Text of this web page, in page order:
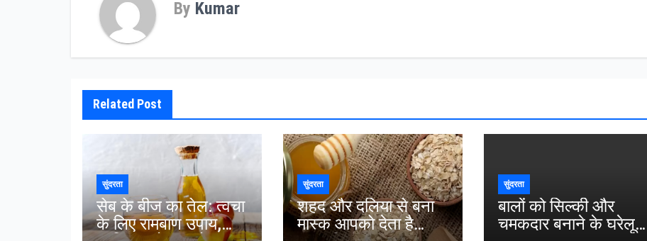
By Kumar
Related Post
सुंदरता
सेब के बीज का तेल: त्वचा
के लिए रामबाण उपाय,
सुंदरता
शहद और दलिया से बना
मास्क आपको देता है
सुंदरता
बालों को सिल्की और
चमकदार बनाने के घरेलू